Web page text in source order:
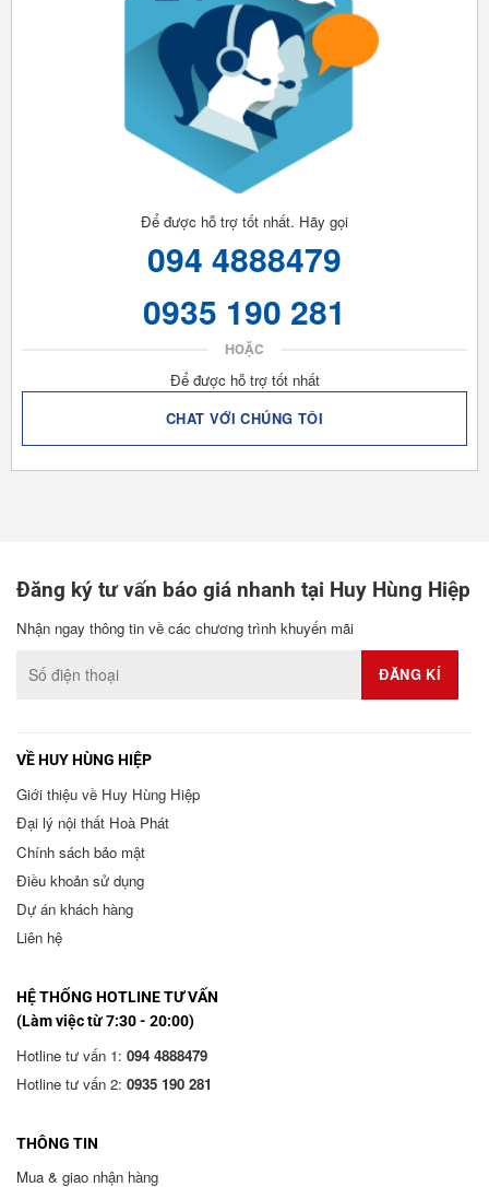
Để được hỗ trợ tốt nhất. Hãy gọi
094 4888479
0935 190 281
HOẶC
Để được hỗ trợ tốt nhất
CHAT VỚI CHÚNG TÔI
Đăng ký tư vấn báo giá nhanh tại Huy Hùng Hiệp
Nhận ngay thông tin về các chương trình khuyến mãi
VỀ HUY HÙNG HIỆP
Giới thiệu về Huy Hùng Hiệp
Đại lý nội thất Hoà Phát
Chính sách bảo mật
Điều khoản sử dụng
Dự án khách hàng
Liên hệ
HỆ THỐNG HOTLINE TƯ VẤN
(Làm việc từ 7:30 - 20:00)
Hotline tư vấn 1: 094 4888479
Hotline tư vấn 2: 0935 190 281
THÔNG TIN
Mua & giao nhận hàng